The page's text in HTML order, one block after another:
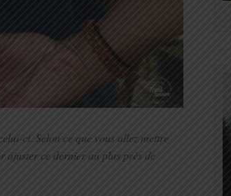
ci. Selon ce que vous allez mettre
ajuster ce dernier au plus près de